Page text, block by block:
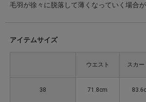
毛羽が徐々に脱落して薄くなっていく場合が
アイテムサイズ
ウエスト スカー
38 71.8cm